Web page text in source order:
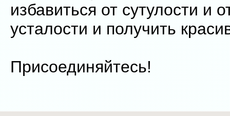
избавиться от сутулости и
усталости и получить
Присоединяйтесь!